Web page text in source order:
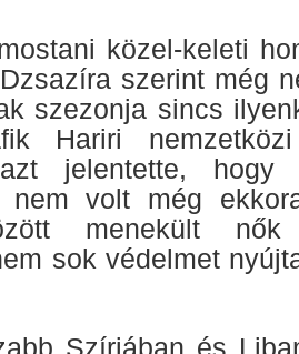
közel-keleti
szerint még
szezonja sincs
Hariri
jelentette, hogy
nem volt még
menekült
sok védelmet
Szíriában és